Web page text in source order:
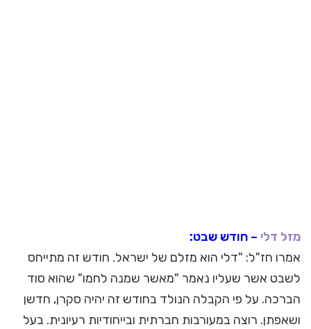
מזל דלי – חודש שבט:
אמרו חז"ל: "דלי הוא מזלם של ישראל. חודש זה מתייחס
לשבט אשר שעליו נאמר "מאשר שמנה לחמו" שהוא סוד
הברכה. על פי הקבלה הנולד בחודש זה יהיה סקרן, חדשן
ושאפתן. רוצה במעורבות חברתית ובייחודיות רעיונית. בעל